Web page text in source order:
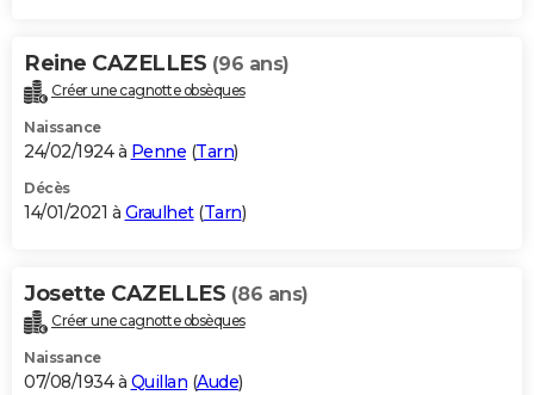
Reine CAZELLES (96 ans)
Créer une cagnotte obsèques
Naissance
24/02/1924 à Penne (Tarn)
Décès
14/01/2021 à Graulhet(Tarn)
Josette CAZELLES (86 ans)
Créer une cagnotte obsèques
Naissance
07/08/1934 à Quillan (Aude)